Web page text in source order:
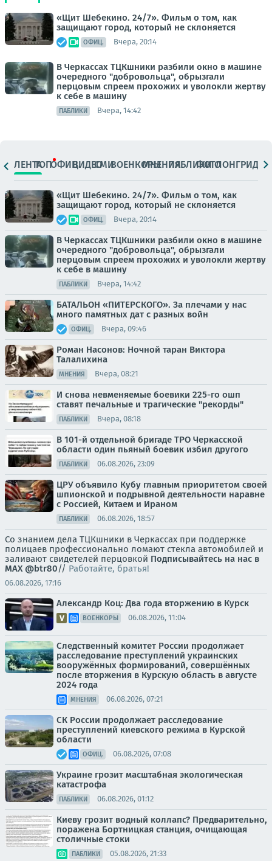
«Щит Шебекино. 24/7». Фильм о том, как
защищают город, который не склоняется
ОФИЦ. Вчера, 20:14
В Черкассах ТЦКшники разбили окно в машине
очередного "добровольца", обрызгали
перцовым спреем прохожих и уволокли жертву
к себе в машину
ПАБЛИКИ Вчера, 14:42
ЛЕНТАТОПОФИЦ.ВИДЕОСМИВОЕНКОРЫМНЕНИЯПАБЛИКИ
ФОТОЛОНГРИДЫ
«Щит Шебекино. 24/7». Фильм о том, как
защищают город, который не склоняется
ОФИЦ. Вчера, 20:14
В Черкассах ТЦКшники разбили окно в машине
очередного "добровольца", обрызгали
перцовым спреем прохожих и уволокли жертву
к себе в машину
ПАБЛИКИ Вчера, 14:42
БАТАЛЬОН «ПИТЕРСКОГО». За плечами у нас
много памятных дат с разных войн
ОФИЦ. Вчера, 09:46
Роман Насонов: Ночной таран Виктора
Талалихина
МНЕНИЯ Вчера, 08:21
И снова невменяемые боевики 225-го ошп
ставят печальные и трагические "рекорды"
ПАБЛИКИ Вчера, 08:18
В 101-й отдельной бригаде ТРО Черкасской
области один пьяный боевик избил другого
ПАБЛИКИ 06.08.2026, 23:09
ЦРУ объявило Кубу главным приоритетом своей
шпионской и подрывной деятельности наравне
с Россией, Китаем и Ираном
ПАБЛИКИ 06.08.2026, 18:57
Со знанием дела ТЦКшники в Черкассах при поддержке
полицаев профессионально ломают стекла автомобилей и
заливают свидетелей перцовкой Подписывайтесь на нас в
MAX @btr80// Работайте, братья!
06.08.2026, 17:16
Александр Коц: Два года вторжению в Курск
ВОЕНКОРЫ 06.08.2026, 11:04
Следственный комитет России продолжает
расследование преступлений украинских
вооружённых формирований, совершённых
после вторжения в Курскую область в августе
2024 года
МНЕНИЯ 06.08.2026, 07:21
СК России продолжает расследование
преступлений киевского режима в Курской
области
ОФИЦ. 06.08.2026, 07:08
Украине грозит масштабная экологическая
катастрофа
ПАБЛИКИ 06.08.2026, 01:12
Киеву грозит водный коллапс? Предварительно,
поражена Бортницкая станция, очищающая
столичные стоки
ПАБЛИКИ 05.08.2026, 21:33